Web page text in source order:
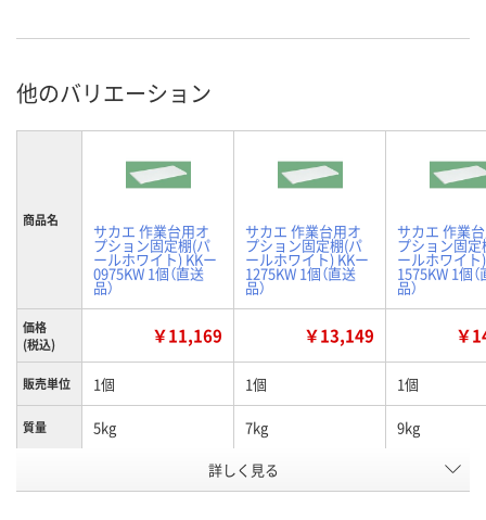
他のバリエーション
商品名
サカエ 作業台用オ
プション固定棚(パ
ールホワイト) KKー
0975KW 1個（直送
品）
サカエ 作業台用オ
プション固定棚(パ
ールホワイト) KKー
1275KW 1個（直送
品）
サカエ 作業
プション固定
ールホワイト
1575KW 1個
品）
価格
(税込)
￥11,169 ￥13,149 ￥
販売単位 1個 1個 1個
質量 5kg 7kg 9kg
E648902 E648903
詳しく見る